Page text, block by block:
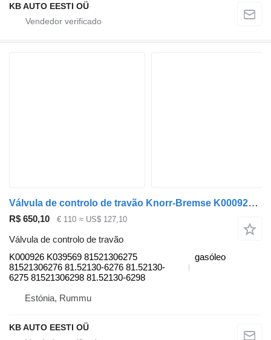
KB AUTO EESTI OÜ
Válvula de controlo de travão Knorr-Bremse K000926 K039569 para camião MAN TGL, TGM, TGS, TGX (2005-2021)
R$ 650,10 € 110 ≈ US$ 127,10
Válvula de controlo de travão
K000926 K039569 81521306275
81521306276 81.52130-6276 81.52130-
6275 81521306298 81.52130-6298
gasóleo
Estónia, Rummu
KB AUTO EESTI OÜ